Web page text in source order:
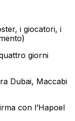
i giocatori, i
giorni
Dubai, Maccabi
con l’Hapoel